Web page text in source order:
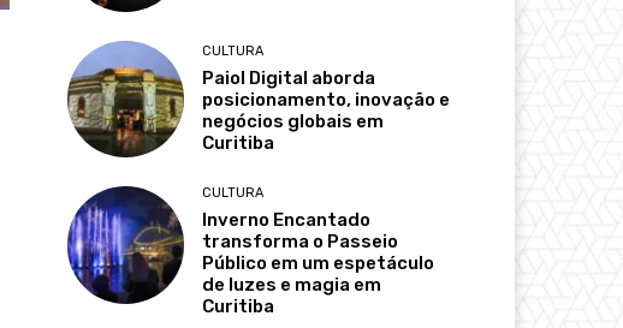
CULTURA
Paiol Digital aborda
posicionamento, inovação e
negócios globais em
Curitiba
CULTURA
Inverno Encantado
transforma o Passeio
Público em um espetáculo
de luzes e magia em
Curitiba